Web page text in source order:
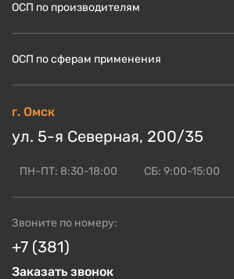
Звоните по номеру:
+7 (381)
Заказать звонок
г. Омск
ул. 5-я Северная, 200/35
ПН-ПТ: 8:30-18:00 СБ: 9:00-15:00
Доставка и оплата
ОСБ оптом
Контакты
ОСП по производителям
ОСП Ультралам
ОСП Калевала
Смотреть ещё
ОСП по сферам применения
ОСП для стен
ОСП для кровли
ОСП для СИП панелей
Смотреть ещё